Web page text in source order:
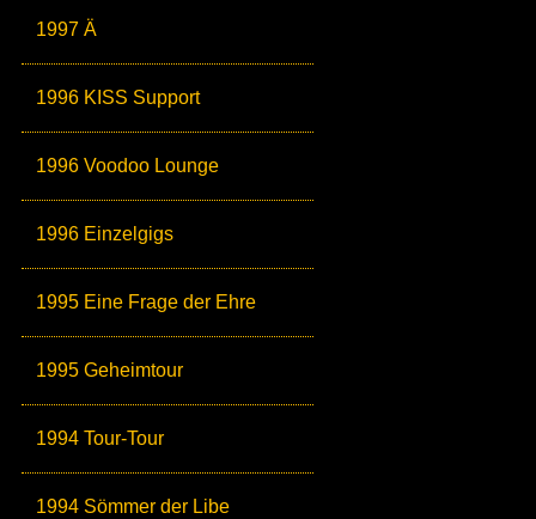
1997 Ä
1996 KISS Support
1996 Voodoo Lounge
1996 Einzelgigs
1995 Eine Frage der Ehre
1995 Geheimtour
1994 Tour-Tour
1994 Sömmer der Libe